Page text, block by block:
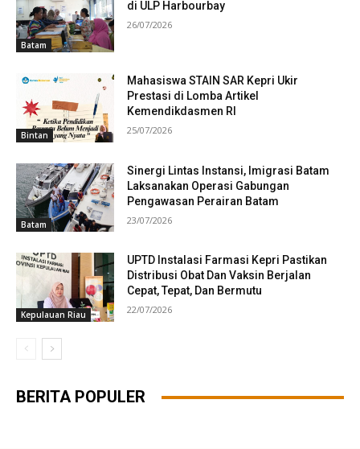
Batam
di ULP Harbourbay
26/07/2026
Bintan
Mahasiswa STAIN SAR Kepri Ukir
Prestasi di Lomba Artikel
Kemendikdasmen RI
25/07/2026
Batam
Sinergi Lintas Instansi, Imigrasi Batam
Laksanakan Operasi Gabungan
Pengawasan Perairan Batam
23/07/2026
Kepulauan Riau
UPTD Instalasi Farmasi Kepri Pastikan
Distribusi Obat Dan Vaksin Berjalan
Cepat, Tepat, Dan Bermutu
22/07/2026
BERITA POPULER